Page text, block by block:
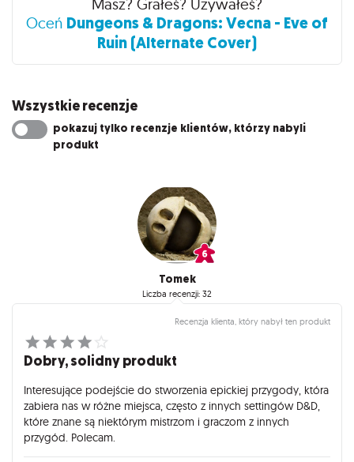
Oceń Dungeons & Dragons: Vecna - Eve of
Ruin (Alternate Cover)
Wszystkie recenzje
pokazuj tylko recenzje klientów, którzy nabyli
produkt
Tomek
Liczba recenzji: 32
Recenzja klienta, który nabył ten produkt
Dobry, solidny produkt
Interesujące podejście do stworzenia epickiej przygody, która
zabiera nas w różne miejsca, często z innych settingów D&D,
które znane są niektórym mistrzom i graczom z innych
przygód. Polecam.